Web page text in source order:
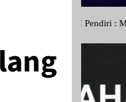
SH., MH Pendiri :